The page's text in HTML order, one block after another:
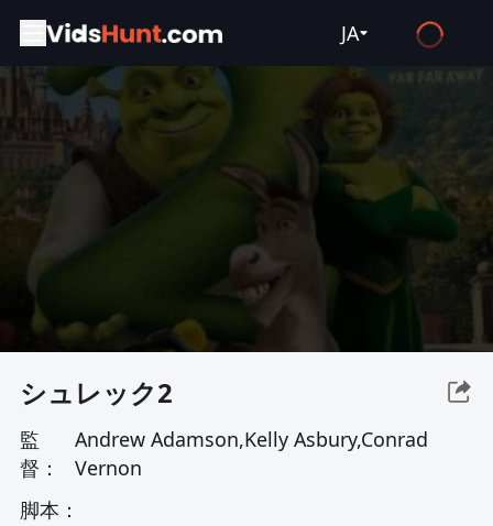
JA
English
Español
Français
Deutsch
Русский
Türkçe
シュレック2
監
督：
Andrew Adamson,Kelly Asbury,Conrad
Vernon
脚本：